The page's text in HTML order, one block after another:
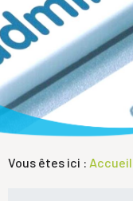
Vous êtes ici : Accueil